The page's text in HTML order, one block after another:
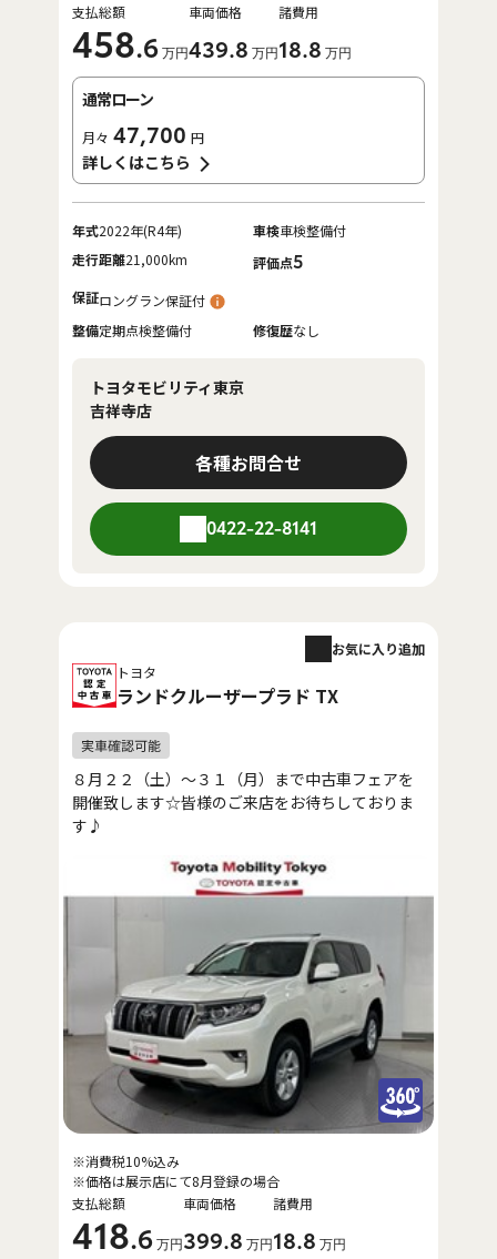
支払総額
458.6 万円
車両価格
439.8 万円
諸費用
18.8 万円
通常ローン
月々 47,700 円
詳しくはこちら
年式2022年(R4年) 車検車検整備付
走行距離21,000km 評価点5
保証ロングラン保証付
整備定期点検整備付 修復歴なし
トヨタモビリティ東京
吉祥寺店
各種お問合せ
0422-22-8141
トヨタ
ランドクルーザープラド TX
お気に入り追加
８月２２（土）～３１（月）まで中古車フェアを
開催致します☆皆様のご来店をお待ちしておりま
す♪
支払総額
418.6 万円
車両価格
399.8 万円
諸費用
18.8 万円
※消費税10%込み
※価格は展示店にて8月登録の場合